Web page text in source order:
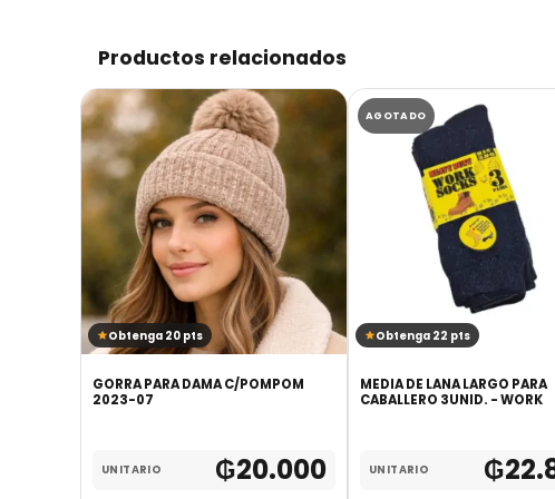
Productos relacionados
Obtenga 20 pts
GORRA PARA DAMA C/POMPOM
2023-07
UNITARIO ₲20.000
AGOTADO
Obtenga 22 pts
MEDIA DE LANA LARGO PARA
CABALLERO 3UNID. - WORK
UNITARIO ₲